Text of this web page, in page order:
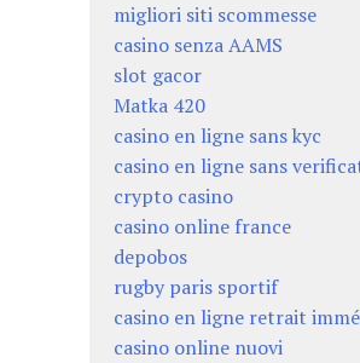
migliori siti scommesse
casino senza AAMS
slot gacor
Matka 420
casino en ligne sans kyc
casino en ligne sans
crypto casino
casino online france
depobos
rugby paris sportif
casino en ligne retrait
casino online nuovi